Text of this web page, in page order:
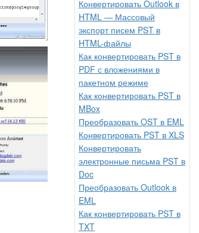
With Total Outlook Converter
Конвертировать Outlook в
HTML — Массовый
экспорт писем PST в
HTML-файлы
Как конвертировать PST в
PDF с вложениями в
пакетном режиме
Как конвертировать PST в
MBox
Преобразовать OST в EML
Конвертировать PST в XLS
Конвертировать
электронные письма PST в
Doc
Преобразовать Outlook в
EML
Как конвертировать PST в
TXT